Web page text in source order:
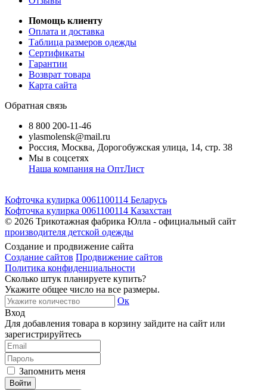
Помощь клиенту
Оплата и доставка
Таблица размеров одежды
Сертификаты
Гарантии
Возврат товара
Карта сайта
Обратная связь
8 800 200-11-46
ylasmolensk@mail.ru
Россия, Москва, Дорогобужская улица, 14, стр. 38
Мы в соцсетях
Наша компания на ОптЛист
Кофточка кулирка 0061100114 Беларусь
Кофточка кулирка 0061100114 Казахстан
© 2026 Трикотажная фабрика Юлла - официальный сайт
производителя детской одежды
Создание и продвижение сайта
Создание сайтов Продвижение сайтов
Политика конфиденциальности
Сколько штук планируете купить?
Укажите общее число на все размеры.
Ок
Вход
Для добавления товара в корзину зайдите на сайт или
зарегистрируйтесь
Запомнить меня